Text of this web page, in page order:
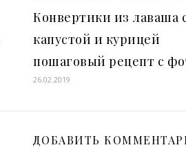
Конвертики из лаваша
капустой и курицей
пошаговый рецепт с
26.02.2019
ДОБАВИТЬ